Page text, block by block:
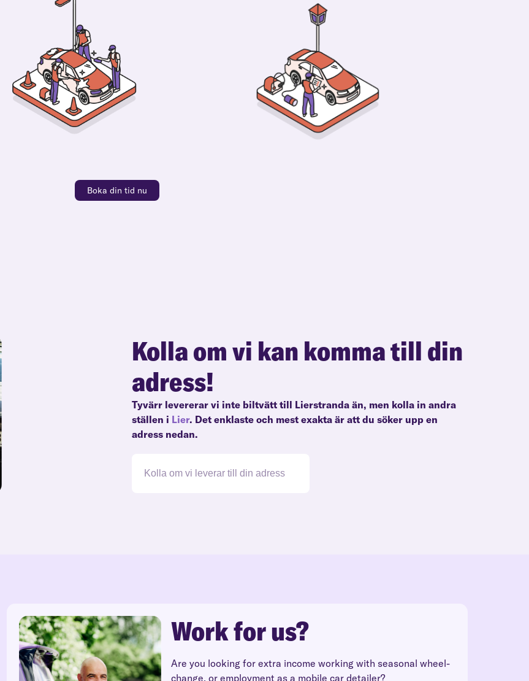
Boka din tid nu
Kolla om vi kan komma till din
adress!
Tyvärr levererar vi inte biltvätt till Lierstranda än, men kolla in andra
ställen i Lier. Det enklaste och mest exakta är att du söker upp en
adress nedan.
Work for us?
Are you looking for extra income working with seasonal wheel-
change, or employment as a mobile car detailer?